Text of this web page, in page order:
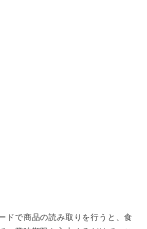
ドで商品の読み取りを行うと、食